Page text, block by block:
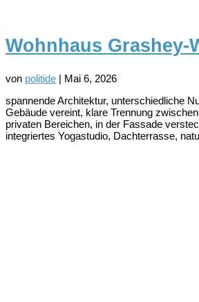
Wohnhaus Grashey-
von politide | Mai 6, 2026
spannende Architektur, unterschiedliche
Gebäude vereint, klare Trennung
privaten Bereichen, in der Fassade
integriertes Yogastudio, Dachterrasse,